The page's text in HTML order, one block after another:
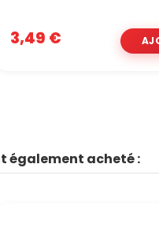
3,49 €
également acheté :